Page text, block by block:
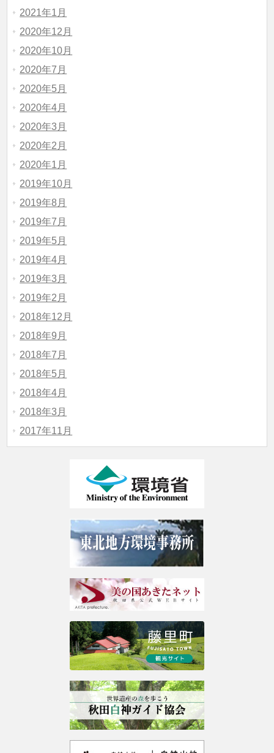
2021年1月
2020年12月
2020年10月
2020年7月
2020年5月
2020年4月
2020年3月
2020年2月
2020年1月
2019年10月
2019年8月
2019年7月
2019年5月
2019年4月
2019年3月
2019年2月
2018年12月
2018年9月
2018年7月
2018年5月
2018年4月
2018年3月
2017年11月